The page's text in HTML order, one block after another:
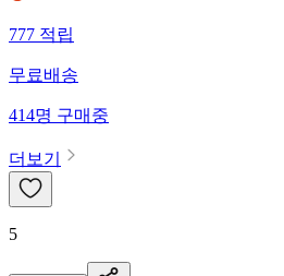
777적립
무료배송
414명구매중
더보기
5